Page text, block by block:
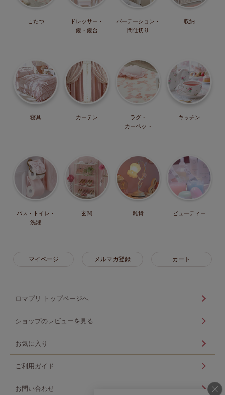
こたつ
ドレッサー・
鏡・鏡台
パーテーション・
間仕切り
収納
寝具 カーテン
ラグ・
カーペット
キッチン
バス・トイレ・
洗濯
玄関 雑貨 ビューティー
マイページ メルマガ登録 カート
ロマプリ トップページへ
ショップのレビューを見る
お気に入り
ご利用ガイド
お問い合わせ